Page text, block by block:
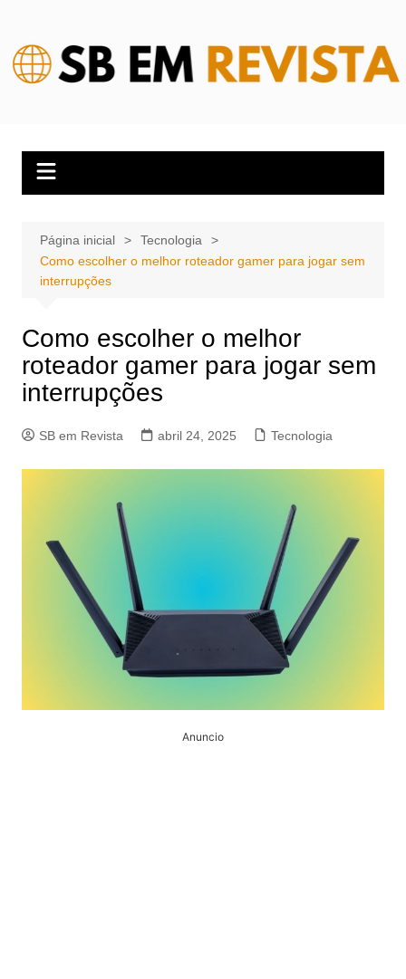
conteúdo
Página inicial
Tecnologia
Como escolher o melhor roteador gamer para jogar sem
interrupções
Como escolher o melhor
roteador gamer para jogar sem
interrupções
SB em Revista abril 24, 2025 Tecnologia
Anuncio